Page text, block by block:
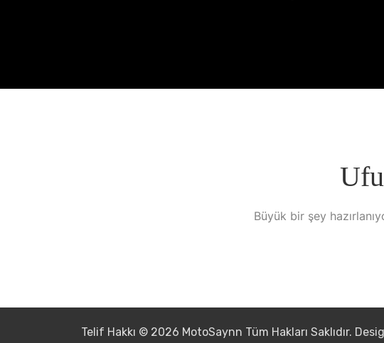
Büyük bir şey
Telif Hakkı © 2026 MotoSaynn Tüm Hakları Saklıdır.